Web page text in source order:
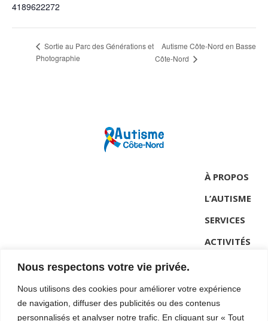
Nous respectons votre vie privée.
Nous utilisons des cookies pour améliorer votre expérience
de navigation, diffuser des publicités ou des contenus
personnalisés et analyser notre trafic. En cliquant sur « Tout
4189622272
Sortie au Parc des Générations et
Photographie
Autisme Côte-Nord en Basse
Côte-Nord
À PROPOS
L’AUTISME
SERVICES
ACTIVITÉS
CONTACT